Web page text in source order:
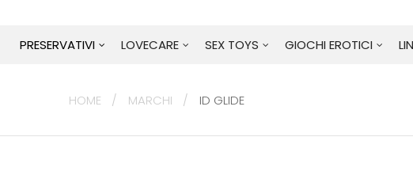
PRESERVATIVI LOVECARE SEX TOYS GIOCHI EROTICI
HOME MARCHI ID GLIDE